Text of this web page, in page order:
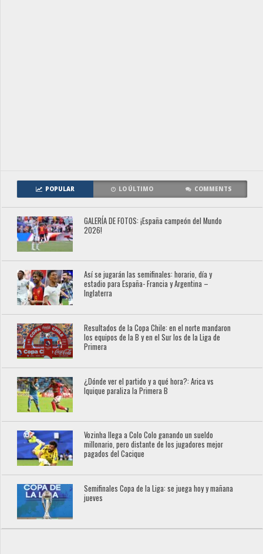
POPULAR LO ÚLTIMO COMMENTS
GALERÍA DE FOTOS: ¡España campeón del Mundo
2026!
Así se jugarán las semifinales: horario, día y
estadio para España- Francia y Argentina –
Inglaterra
Resultados de la Copa Chile: en el norte mandaron
los equipos de la B y en el Sur los de la Liga de
Primera
¿Dónde ver el partido y a qué hora?: Arica vs
Iquique paraliza la Primera B
Vozinha llega a Colo Colo ganando un sueldo
millonario, pero distante de los jugadores mejor
pagados del Cacique
Semifinales Copa de la Liga: se juega hoy y mañana
jueves